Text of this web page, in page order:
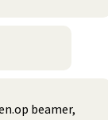
beamer,